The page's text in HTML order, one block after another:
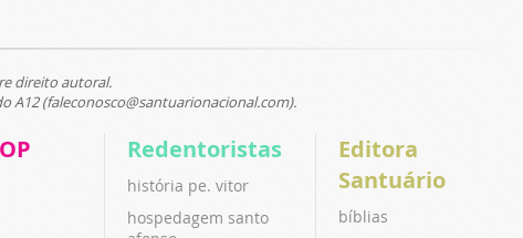
direito autoral.
A12 (faleconosco@santuarionacional.com).
Redentoristas
história pe. vitor
hospedagem santo
Editora
Santuário
bíblias